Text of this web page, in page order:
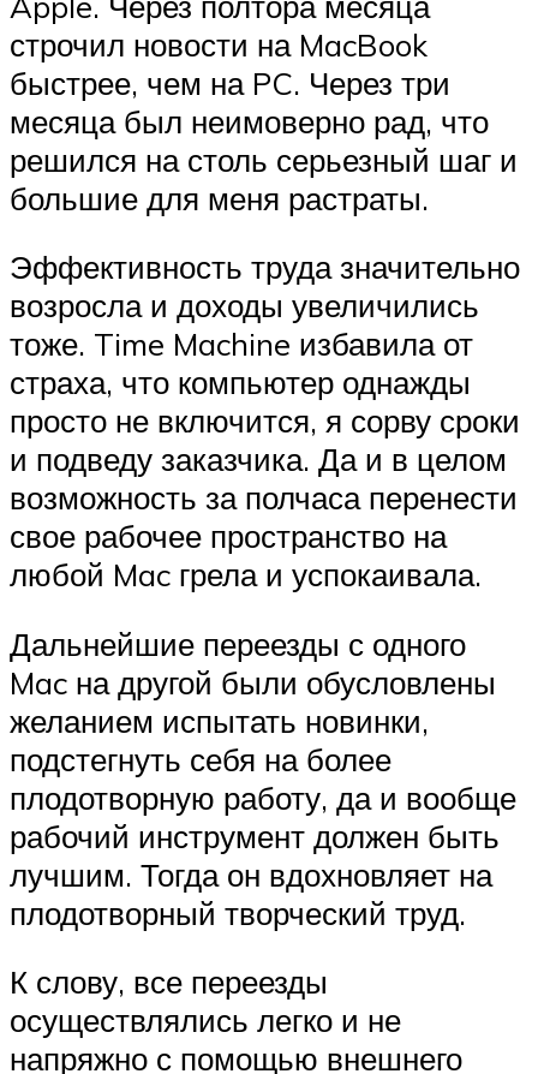
строчил новости на MacBook
быстрее, чем на PC. Через три
месяца был неимоверно рад, что
решился на столь серьезный шаг и
большие для меня растраты.
Эффективность труда значительно
возросла и доходы увеличились
тоже. Time Machine избавила от
страха, что компьютер однажды
просто не включится, я сорву сроки
и подведу заказчика. Да и в целом
возможность за полчаса перенести
свое рабочее пространство на
любой Mac грела и успокаивала.
Дальнейшие переезды с одного
Mac на другой были обусловлены
желанием испытать новинки,
подстегнуть себя на более
плодотворную работу, да и вообще
рабочий инструмент должен быть
лучшим. Тогда он вдохновляет на
плодотворный творческий труд.
К слову, все переезды
осуществлялись легко и не
напряжно с помощью внешнего